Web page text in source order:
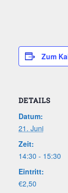
Zum
DETAILS
Datum:
21. Juni
Zeit:
14:30 - 15:30
Eintritt:
€2,50